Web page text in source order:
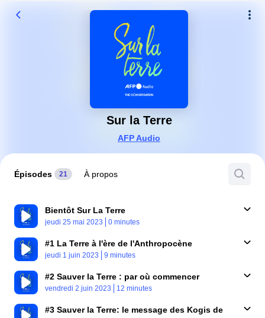
Sur la Terre
AFP Audio
Épisodes 21 À propos
Bientôt Sur La Terre
Published At
jeudi 25 mai 2023 Time
0 minutes
#1 La Terre à l'ère de l'Anthropocène
Published At
jeudi 1 juin 2023 Time
9 minutes
#2 Sauver la Terre : par où commencer
Published At
vendredi 2 juin 2023 Time
12 minutes
#3 Sauver la Terre: le message des Kogis de